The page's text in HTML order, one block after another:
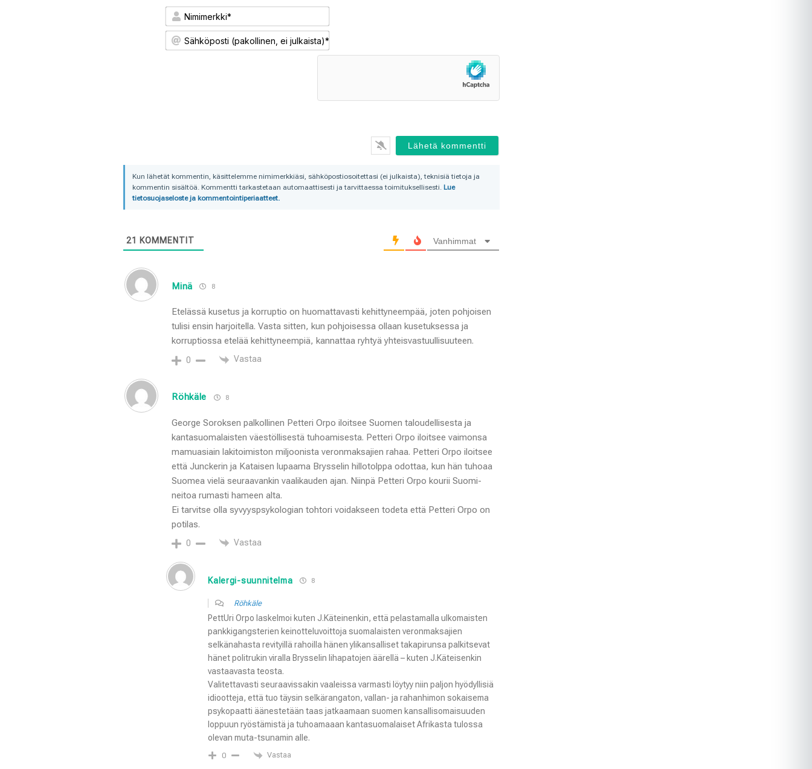
(pakollinen,
Kun lähetät kommentin, käsittelemme nimimerkkiäsi, sähköpostiosoitettasi (ei julkaista), teknisiä tietoja ja
kommentin sisältöä. Kommentti tarkastetaan automaattisesti ja tarvittaessa toimituksellisesti. Lue
tietosuojaseloste ja kommentointiperiaatteet.
21 KOMMENTIT Vanhimmat
Minä 8
Etelässä kusetus ja korruptio on huomattavasti kehittyneempää, joten pohjoisen
tulisi ensin harjoitella. Vasta sitten, kun pohjoisessa ollaan kusetuksessa ja
korruptiossa etelää kehittyneempiä, kannattaa ryhtyä yhteisvastuullisuuteen.
0 Vastaa
Röhkäle 8
George Soroksen palkollinen Petteri Orpo iloitsee Suomen taloudellisesta ja
kantasuomalaisten väestöllisestä tuhoamisesta. Petteri Orpo iloitsee vaimonsa
mamuasiain lakitoimiston miljoonista veronmaksajien rahaa. Petteri Orpo iloitsee
että Junckerin ja Kataisen lupaama Brysselin hillotolppa odottaa, kun hän tuhoaa
Suomea vielä seuraavankin vaalikauden ajan. Niinpä Petteri Orpo kourii Suomi-
neitoa rumasti hameen alta.
Ei tarvitse olla syvyyspsykologian tohtori voidakseen todeta että Petteri Orpo on
potilas.
0 Vastaa
Kalergi-suunnitelma 8
Röhkäle
PettUri Orpo laskelmoi kuten J.Käteinenkin, että pelastamalla ulkomaisten
pankkigangsterien keinotteluvoittoja suomalaisten veronmaksajien
selkänahasta revityillä rahoilla hänen ylikansalliset takapirunsa palkitsevat
hänet politrukin viralla Brysselin lihapatojen äärellä – kuten J.Käteisenkin
vastaavasta teosta.
Valitettavasti seuraavissakin vaaleissa varmasti löytyy niin paljon hyödyllisiä
idiootteja, että tuo täysin selkärangaton, vallan- ja rahanhimon sokaisema
psykopaatti äänestetään taas jatkaamaan suomen kansallisomaisuuden
loppuun ryöstämistä ja tuhoamaaan kantasuomalaiset Afrikasta tulossa
olevan muta-tsunamin alle.
0 Vastaa